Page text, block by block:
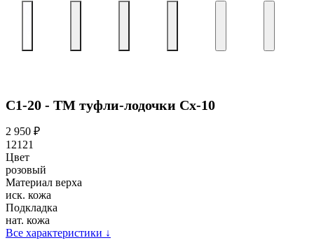
С1-20 - ТМ туфли-лодочки Сх-10
2 950 ₽
12121
Цвет
розовый
Материал верха
иск. кожа
Подкладка
нат. кожа
Все характеристики ↓